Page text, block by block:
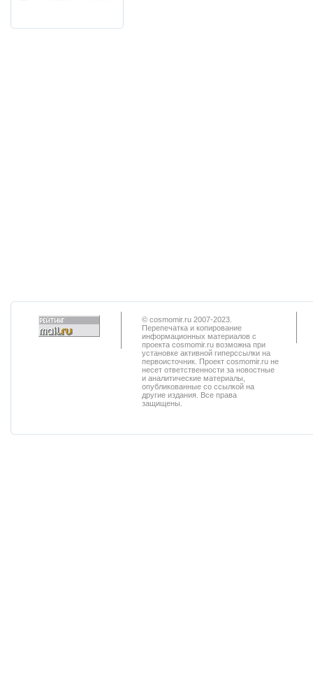
© cosmomir.ru 2007-2023.
Перепечатка и копирование
информационных материалов с
проекта cosmomir.ru возможна при
установке активной гиперссылки на
первоисточник. Проект cosmomir.ru не
несет ответственности за новостные
и аналитические материалы,
опубликованные со ссылкой на
другие издания. Все права
защищены.